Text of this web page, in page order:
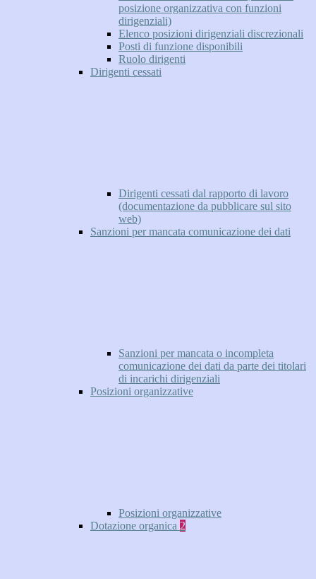
posizione organizzativa con funzioni
dirigenziali)
Elenco posizioni dirigenziali discrezionali
Posti di funzione disponibili
Ruolo dirigenti
Dirigenti cessati
Dirigenti cessati dal rapporto di lavoro
(documentazione da pubblicare sul sito
web)
Sanzioni per mancata comunicazione dei dati
Sanzioni per mancata o incompleta
comunicazione dei dati da parte dei titolari
di incarichi dirigenziali
Posizioni organizzative
Posizioni organizzative
Dotazione organica 2